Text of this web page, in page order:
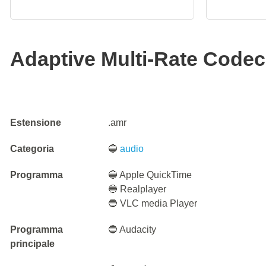
Adaptive Multi-Rate
Estensione .amr
Categoria 🔵audio
Programma
🔵 Apple QuickTime
🔵 Realplayer
🔵 VLC media Player
Programma
principale
🔵 Audacity